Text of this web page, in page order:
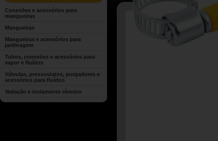
Conexões e acessórios para
mangueiras
Mangueiras
Mangueiras e acessórios para
jardinagem
Tubos, conexões e acessórios para
vapor e fluídos
Válvulas, pressostatos, purgadores e
acessórios para fluídos
Vedação e isolamento térmico